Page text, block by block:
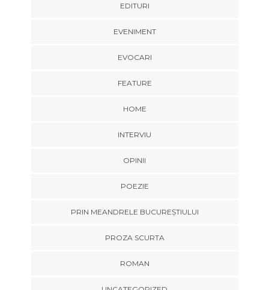
EDITURI
EVENIMENT
EVOCARI
FEATURE
HOME
INTERVIU
OPINII
POEZIE
PRIN MEANDRELE BUCUREȘTIULUI
PROZA SCURTA
ROMAN